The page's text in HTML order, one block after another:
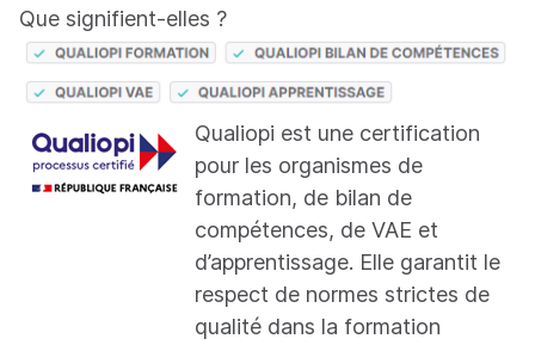
Que signifient-elles ?
Qualiopi est une certification
pour les organismes de
formation, de bilan de
compétences, de VAE et
d’apprentissage. Elle garantit le
respect de normes strictes de
qualité dans la formation